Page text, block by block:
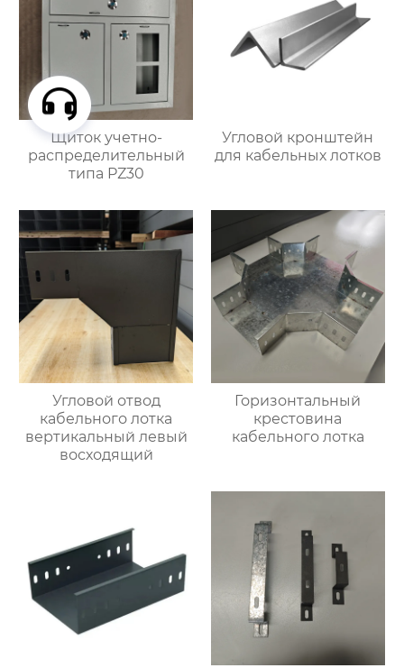
Щиток учетно-
распределительный
типа PZ30
Угловой кронштейн
для кабельных лотков
Угловой отвод
кабельного лотка
вертикальный левый
восходящий
Горизонтальный
крестовина
кабельного лотка